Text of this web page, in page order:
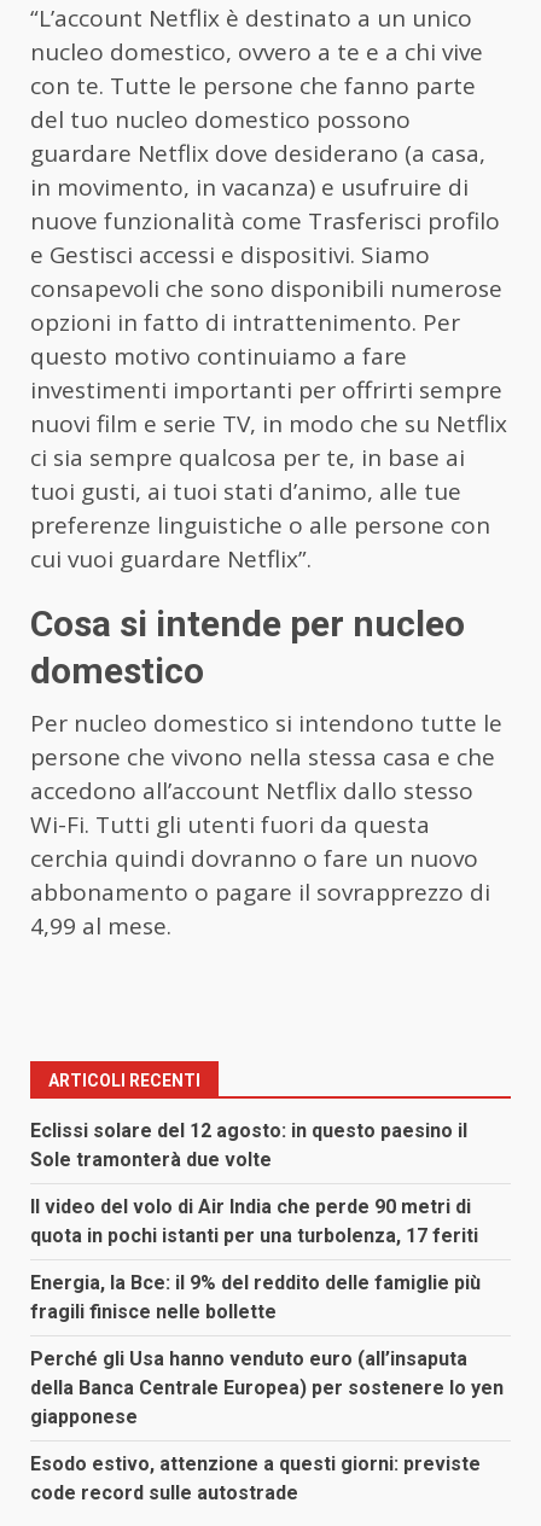
“L’account Netflix è destinato a un unico
nucleo domestico, ovvero a te e a chi vive
con te. Tutte le persone che fanno parte
del tuo nucleo domestico possono
guardare Netflix dove desiderano (a casa,
in movimento, in vacanza) e usufruire di
nuove funzionalità come Trasferisci profilo
e Gestisci accessi e dispositivi. Siamo
consapevoli che sono disponibili numerose
opzioni in fatto di intrattenimento. Per
questo motivo continuiamo a fare
investimenti importanti per offrirti sempre
nuovi film e serie TV, in modo che su Netflix
ci sia sempre qualcosa per te, in base ai
tuoi gusti, ai tuoi stati d’animo, alle tue
preferenze linguistiche o alle persone con
cui vuoi guardare Netflix”.
Cosa si intende per nucleo
domestico
Per nucleo domestico si intendono tutte le
persone che vivono nella stessa casa e che
accedono all’account Netflix dallo stesso
Wi-Fi. Tutti gli utenti fuori da questa
cerchia quindi dovranno o fare un nuovo
abbonamento o pagare il sovrapprezzo di
4,99 al mese.
ARTICOLI RECENTI
Eclissi solare del 12 agosto: in questo paesino il
Sole tramonterà due volte
Il video del volo di Air India che perde 90 metri di
quota in pochi istanti per una turbolenza, 17 feriti
Energia, la Bce: il 9% del reddito delle famiglie più
fragili finisce nelle bollette
Perché gli Usa hanno venduto euro (all’insaputa
della Banca Centrale Europea) per sostenere lo yen
giapponese
Esodo estivo, attenzione a questi giorni: previste
code record sulle autostrade